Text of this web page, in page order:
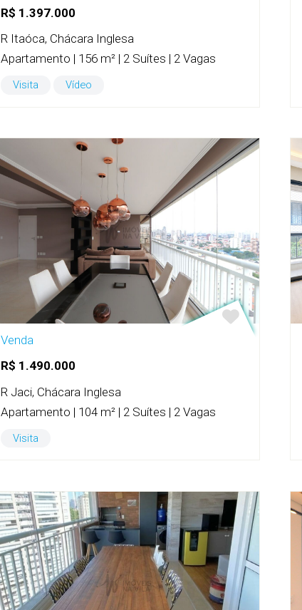
R$ 1.397.000
R Itaóca, Chácara Inglesa
Apartamento | 156 m² | 2 Suítes | 2 Vagas
Visita Vídeo
Venda
R$ 1.490.000
R Jaci, Chácara Inglesa
Apartamento | 104 m² | 2 Suítes | 2 Vagas
Visita